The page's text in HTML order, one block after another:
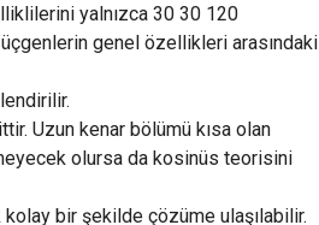
yalnızca 30 30 120
genel özellikleri arasındaki
Uzun kenar bölümü kısa olan
olursa da kosinüs teorisini
bir şekilde çözüme ulaşılabilir.